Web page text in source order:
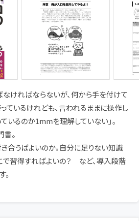
ければならないが、何から手を付けて
ているけれども、言われるままに操作し
いるのか1mmを理解していない」。
。
き合うばよいのか。自分に足りない知識
習得すればよいの？ など、導入段階
。